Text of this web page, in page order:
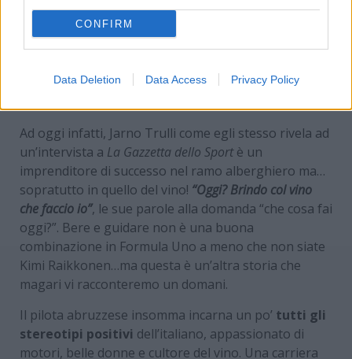
CONFIRM
Data Deletion Data Access Privacy Policy
www.MotoriNews24.com
Ad oggi infatti, Jarno Trulli come egli stesso rivela ad
un’intervista a La Gazzetta dello Sportè un
imprenditore di successo nel ramo alberghiero ma…
sopratutto in quello del vino! “Oggi? Brindo col vino
che faccio io”, le sue parole alla domanda “che cosa fai
oggi?”. Bere e guidare non è una buona
combinazione in Formula Uno a meno che non siate
Kimi Raikkonen…ma questa è un’altra storia che
magari vi racconteremo un domani.
Il pilota abruzzese insomma incarna un po’ tutti gli
stereotipi positivi dell’italiano, appassionato di
motori, belle donne e cultore del vino. Una carriera